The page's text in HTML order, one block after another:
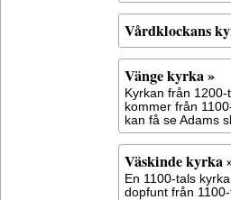
Vårdklockans
Vänge kyrka »
Kyrkan från
kommer från
kan få se Adams
Väskinde kyrka
En 1100-tals
dopfunt från